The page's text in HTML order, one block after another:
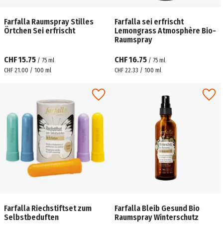
Farfalla Raumspray Stilles
Örtchen Sei erfrischt
CHF 15.75 / 75 ml
CHF 21.00 / 100 ml
Farfalla sei erfrischt
Lemongrass Atmosphère Bio-
Raumspray
CHF 16.75 / 75 ml
CHF 22.33 / 100 ml
Farfalla Riechstiftset zum
Selbstbeduften
Farfalla Bleib Gesund Bio
Raumspray Winterschutz